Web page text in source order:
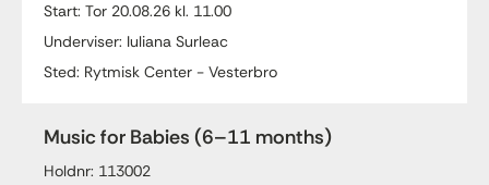
Start: Tor 20.08.26 kl. 11.00
Underviser: Iuliana Surleac
Sted: Rytmisk Center - Vesterbro
Music for Babies (6–11 months)
Holdnr: 113002